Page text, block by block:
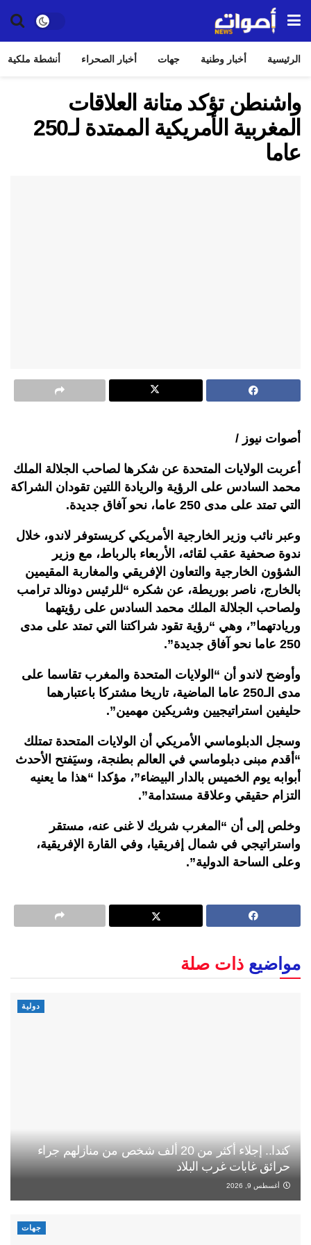
الرئيسية أخبار وطنية جهات أخبار الصحراء أنشطة ملكية
واشنطن تؤكد متانة العلاقات
المغربية الأمريكية الممتدة لـ250
عاما
أصوات نيوز /
أعربت الولايات المتحدة عن شكرها لصاحب الجلالة الملك
محمد السادس على الرؤية والريادة اللتين تقودان الشراكة
التي تمتد على مدى 250 عاما، نحو آفاق جديدة.
وعبر نائب وزير الخارجية الأمريكي كريستوفر لاندو، خلال
ندوة صحفية عقب لقائه، الأربعاء بالرباط، مع وزير
الشؤون الخارجية والتعاون الإفريقي والمغاربة المقيمين
بالخارج، ناصر بوريطة، عن شكره “للرئيس دونالد ترامب
ولصاحب الجلالة الملك محمد السادس على رؤيتهما
وريادتهما”، وهي “رؤية تقود شراكتنا التي تمتد على مدى
250 عاما نحو آفاق جديدة”.
وأوضح لاندو أن “الولايات المتحدة والمغرب تقاسما على
مدى الـ250 عاما الماضية، تاريخا مشتركا باعتبارهما
حليفين استراتيجيين وشريكين مهمين”.
وسجل الدبلوماسي الأمريكي أن الولايات المتحدة تمتلك
“أقدم مبنى دبلوماسي في العالم بطنجة، وسيَفتح الأحدث
أبوابه يوم الخميس بالدار البيضاء”، مؤكدا “هذا ما يعنيه
التزام حقيقي وعلاقة مستدامة”.
وخلص إلى أن “المغرب شريك لا غنى عنه، مستقر
واستراتيجي في شمال إفريقيا، وفي القارة الإفريقية،
وعلى الساحة الدولية”.
مواضيع ذات صلة
دولية
كندا.. إجلاء أكثر من 20 ألف شخص من منازلهم جراء
حرائق غابات غرب البلاد
أغسطس 9, 2026
جهات